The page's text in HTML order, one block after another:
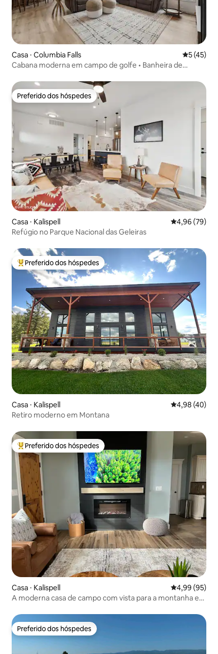
Casa ⋅ Columbia Falls 5 de uma
5 (45)
Cabana moderna em campo de golfe • Banheira de
Preferido dos hóspedes
Preferido dos hóspedes
Casa ⋅ Kalispell 4,96 de uma
4,96 (79)
Refúgio no Parque Nacional das Geleiras
Entre os melhores preferidos dos hóspedes
Preferido dos hóspedes
Casa ⋅ Kalispell 4,98 de uma
4,98 (40)
Retiro moderno em Montana
Entre os melhores preferidos dos hóspedes
Preferido dos hóspedes
Casa ⋅ Kalispell 4,99 de uma
4,99 (95)
A moderna casa de campo com vista para a montanha e
Preferido dos hóspedes
Preferido dos hóspedes